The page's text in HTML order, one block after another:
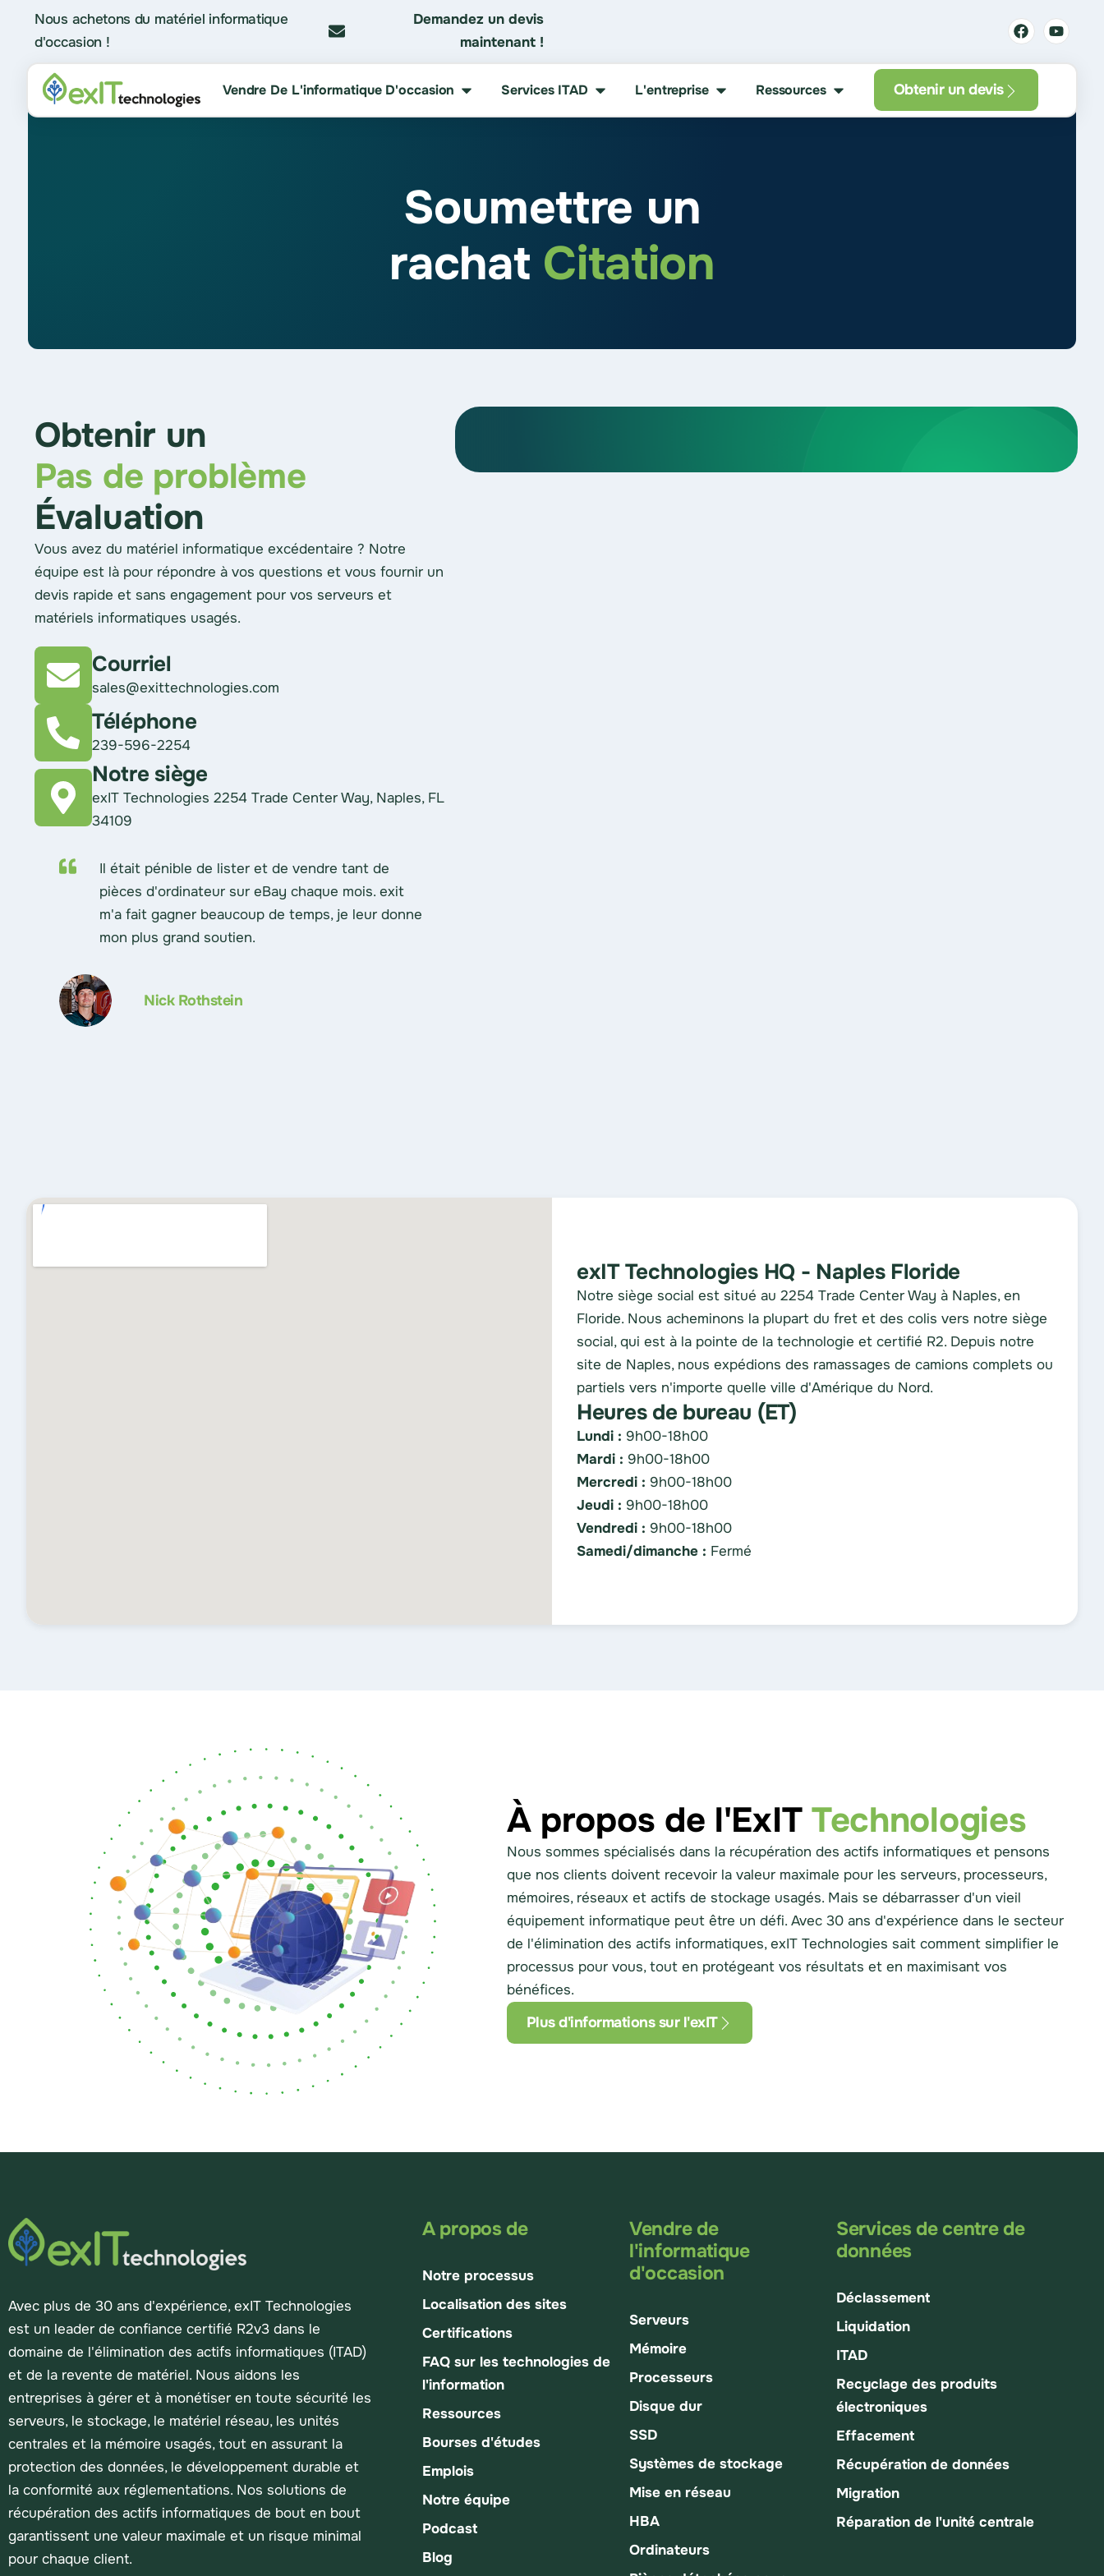
Nous achetons du matériel informatique
d'occasion !
Demandez un devis
maintenant !
Vendre De L'informatique D'occasion Services ITAD L'entreprise Ressources Obtenir un devis
Soumettre un
rachat Citation
Obtenir un
Pas de problème
Évaluation
Vous avez du matériel informatique excédentaire ? Notre
équipe est là pour répondre à vos questions et vous fournir un
devis rapide et sans engagement pour vos serveurs et
matériels informatiques usagés.
Courriel
sales@exittechnologies.com
Téléphone
239-596-2254
Notre siège
exIT Technologies 2254 Trade Center Way, Naples, FL
34109
Il était pénible de lister et de vendre tant de
pièces d'ordinateur sur eBay chaque mois. exit
m'a fait gagner beaucoup de temps, je leur donne
mon plus grand soutien.
Nick Rothstein
exIT Technologies HQ - Naples Floride
Notre siège social est situé au 2254 Trade Center Way à Naples, en
Floride. Nous acheminons la plupart du fret et des colis vers notre siège
social, qui est à la pointe de la technologie et certifié R2. Depuis notre
site de Naples, nous expédions des ramassages de camions complets ou
partiels vers n'importe quelle ville d'Amérique du Nord.
Heures de bureau (ET)
Lundi : 9h00-18h00
Mardi : 9h00-18h00
Mercredi : 9h00-18h00
Jeudi : 9h00-18h00
Vendredi : 9h00-18h00
Samedi/dimanche : Fermé
À propos de l'ExIT Technologies
Nous sommes spécialisés dans la récupération des actifs informatiques et pensons
que nos clients doivent recevoir la valeur maximale pour les serveurs, processeurs,
mémoires, réseaux et actifs de stockage usagés. Mais se débarrasser d'un vieil
équipement informatique peut être un défi. Avec 30 ans d'expérience dans le secteur
de l'élimination des actifs informatiques, exIT Technologies sait comment simplifier le
processus pour vous, tout en protégeant vos résultats et en maximisant vos
bénéfices.
Plus d'informations sur l'exIT
Avec plus de 30 ans d'expérience, exIT Technologies
est un leader de confiance certifié R2v3 dans le
domaine de l'élimination des actifs informatiques (ITAD)
et de la revente de matériel. Nous aidons les
entreprises à gérer et à monétiser en toute sécurité les
serveurs, le stockage, le matériel réseau, les unités
centrales et la mémoire usagés, tout en assurant la
protection des données, le développement durable et
la conformité aux réglementations. Nos solutions de
récupération des actifs informatiques de bout en bout
garantissent une valeur maximale et un risque minimal
pour chaque client.
A propos de
Notre processus
Localisation des sites
Certifications
FAQ sur les technologies de
l'information
Ressources
Bourses d'études
Emplois
Notre équipe
Podcast
Blog
Vendre de
l'informatique
d'occasion
Serveurs
Mémoire
Processeurs
Disque dur
SSD
Systèmes de stockage
Mise en réseau
HBA
Ordinateurs
Services de centre de
données
Déclassement
Liquidation
ITAD
Recyclage des produits
électroniques
Effacement
Récupération de données
Migration
Réparation de l'unité centrale